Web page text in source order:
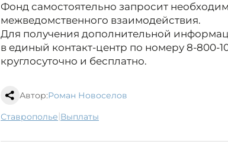
Фонд самостоятельно запросит
межведомственного взаимодействия.
Для получения дополнительной
в единый контакт-центр по номеру 8-800-
круглосуточно и бесплатно.
Автор:Роман Новоселов
Ставрополье| выплаты